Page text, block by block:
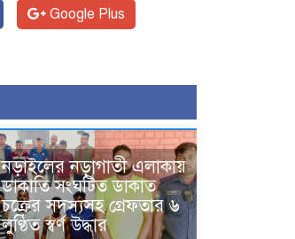
Google Plus
নড়াইলের নড়াগাতী এলাকায়
ডাকাতি সংঘটিত ডাকাত
চক্রের সদস্যসহ গ্রেফতার ৬
লুণ্ঠিত স্বর্ণ উদ্ধার